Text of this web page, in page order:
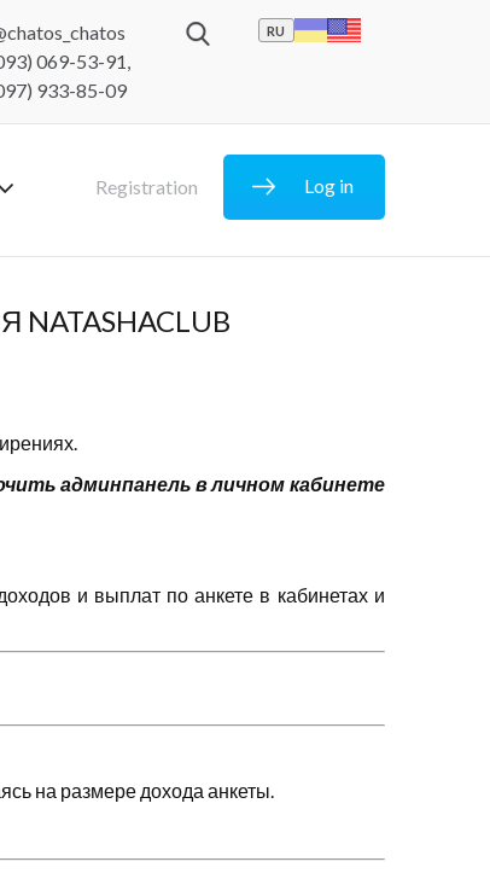
069-53-91,
933-85-09
RU
Registration Log in
админпанель в личном кабинете
и выплат по анкете в кабинетах и
на размере дохода анкеты.